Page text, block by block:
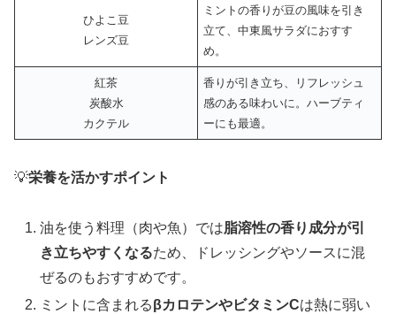
ひよこ豆
レンズ豆
ミントの香りが豆の風味を引き
立て、中東風サラダにおすす
め。
紅茶
炭酸水
カクテル
香りが引き立ち、リフレッシュ
感のある味わいに。ハーブティ
ーにも最適。
💡栄養を活かすポイント
油を使う料理（肉や魚）では脂溶性の香り成分が引
き立ちやすくなるため、ドレッシングやソースに混
ぜるのもおすすめです。
ミントに含まれるβカロテンやビタミンCは熱に弱い